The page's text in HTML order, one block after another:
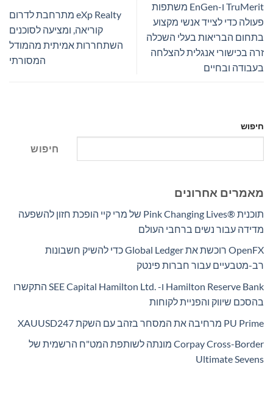
TruMerit ו-EnGen משתפות
פעולה כדי לצייד אנשי מקצוע
בתחום הבריאות בעלי השכלה
זרה בכישורי אנגלית להצלחה
בעבודה ובחיים
eXp Realty מתרחבת לדרום
קוריאה, ומציעה לסוכנים
השתחררות אמיתית מהמודל
המסורתי
חיפוש
חיפוש
מאמרים אחרונים
תוכנית Pink Changing Lives®‎ של מרי קיי הופכת חזון להשפעה
מדידה עבור נשים ברחבי העולם
OpenFX רוכשת את Global Ledger כדי להשיק חשבונות
רב-מטבעיים עבור חברות פינטק
Hamilton Reserve Bank ו- SEE Capital Hamilton Ltd.‎ התקשרו
בהסכם שיווק והפניית לקוחות
PU Prime מרחיבה את המסחר בזהב עם השקת XAUUSD247
Corpay Cross-Border מונתה לשותפת המט"ח הרשמית של
Ultimate Sevens